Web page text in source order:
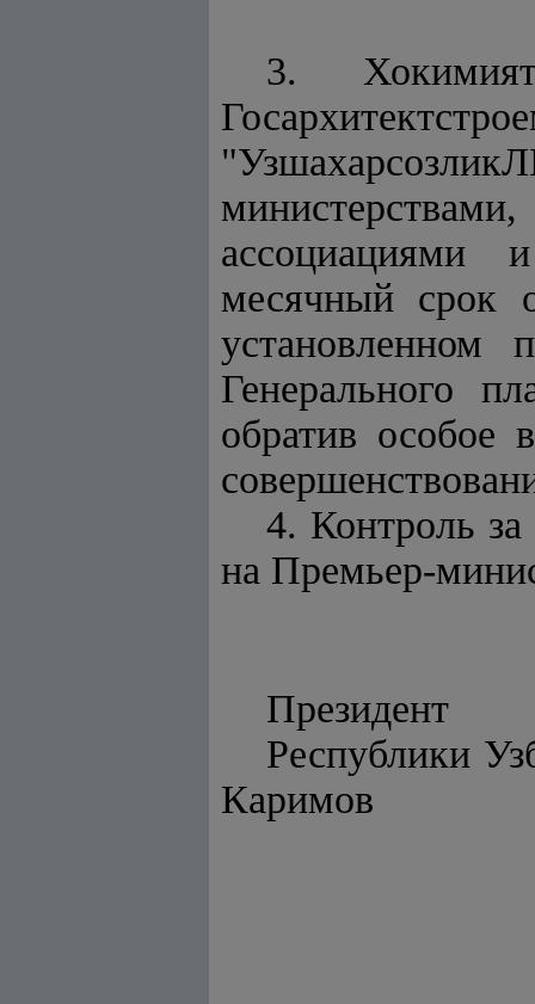
3.
ассоциациями
месячный срок
установленном
Генерального
обратив особое
4. Контроль
на Премьер-
Президент
Каримов